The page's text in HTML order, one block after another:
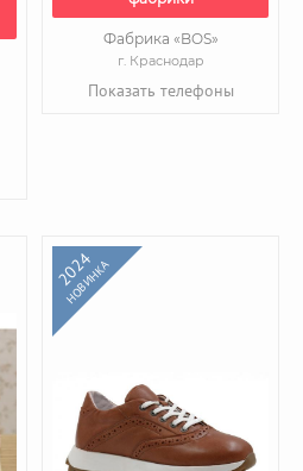
Фабрика «BOS»
г. Краснодар
Показать телефоны
2024
НОВИНКА